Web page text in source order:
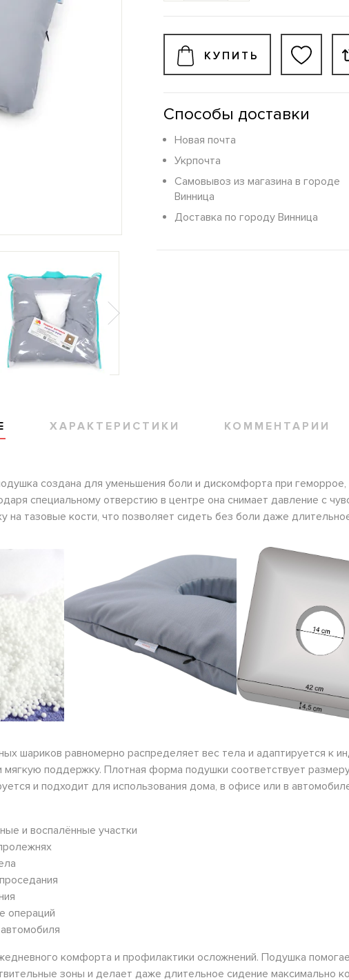
КУПИТЬ
Способы доставки
Новая почта
Укрпочта
Самовывоз из магазина в городе
Винница
Доставка по городу Винница
ХАРАКТЕРИСТИКИ КОММЕНТАРИИ
создана для уменьшения боли и дискомфорта при
специальному отверстию в центре она снимает давление с
на тазовые кости, что позволяет сидеть без боли даже
шариков равномерно распределяет вес тела и адаптируется к
поддержку. Плотная форма подушки соответствует
и подходит для использования дома, в офисе или в
и воспалённые участки
операций
комфорта и профилактики осложнений. Подушка
зоны и делает даже длительное сидение максимально